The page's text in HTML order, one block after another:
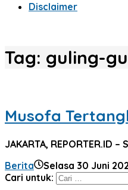
Disclaimer
Tag: guling-
Musofa
JAKARTA,
Berita
Selasa 30 Juni
Cari untuk: